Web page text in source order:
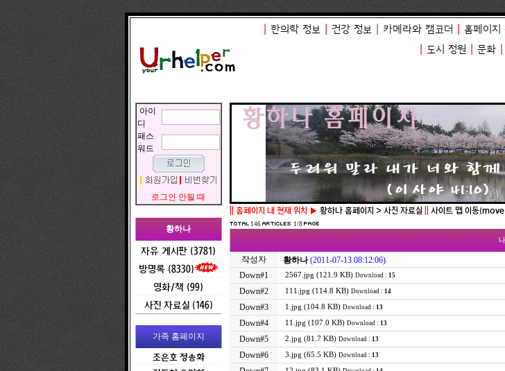
한의학 정보 건강 정보 카메라와 캠코더 홈페이지
도시 정원 문화
아이
디
패스
워드
로그인 안될 때
황하나
자유 게시판 (3781)
방명록 (8330)
영화/책 (99)
사진 자료실 (146)
가족 홈페이지
조은호 정송화
홈페이지 내 현재 위치 ▶ 황하나 홈페이지 > 사진 자료실 사이트 맵 이동
146 1/8
작성자
황하나 (2011-07-13 08:12:06)
Down#1
2567.jpg (121.9 KB) Download : 15
Down#2 111.jpg (114.8 KB) Download : 14
Down#3 1.jpg (104.8 KB) Download : 13
Down#4 11.jpg (107.0 KB) Download : 13
Down#5 2.jpg (81.7 KB) Download : 13
Down#6 3.jpg (65.5 KB) Download : 13